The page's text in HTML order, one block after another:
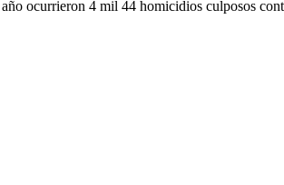
ocurrieron 4 mil 44 homicidios culposos